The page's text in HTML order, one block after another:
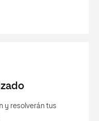
y resolverán tus